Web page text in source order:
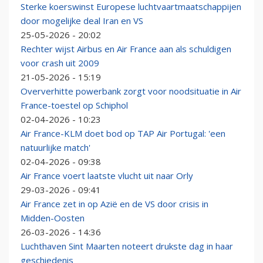
Sterke koerswinst Europese luchtvaartmaatschappijen
door mogelijke deal Iran en VS
25-05-2026 - 20:02
Rechter wijst Airbus en Air France aan als schuldigen
voor crash uit 2009
21-05-2026 - 15:19
Oververhitte powerbank zorgt voor noodsituatie in Air
France-toestel op Schiphol
02-04-2026 - 10:23
Air France-KLM doet bod op TAP Air Portugal: 'een
natuurlijke match'
02-04-2026 - 09:38
Air France voert laatste vlucht uit naar Orly
29-03-2026 - 09:41
Air France zet in op Azië en de VS door crisis in
Midden-Oosten
26-03-2026 - 14:36
Luchthaven Sint Maarten noteert drukste dag in haar
geschiedenis